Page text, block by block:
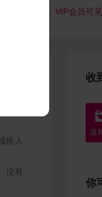
VIP会员可见
疾人
没有
收
你